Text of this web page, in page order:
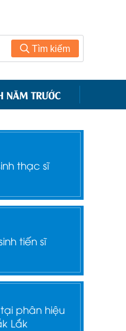
Tìm kiếm
NĂM TRƯỚC
thạc sĩ
tiến sĩ
tại phân hiệu
Lắk